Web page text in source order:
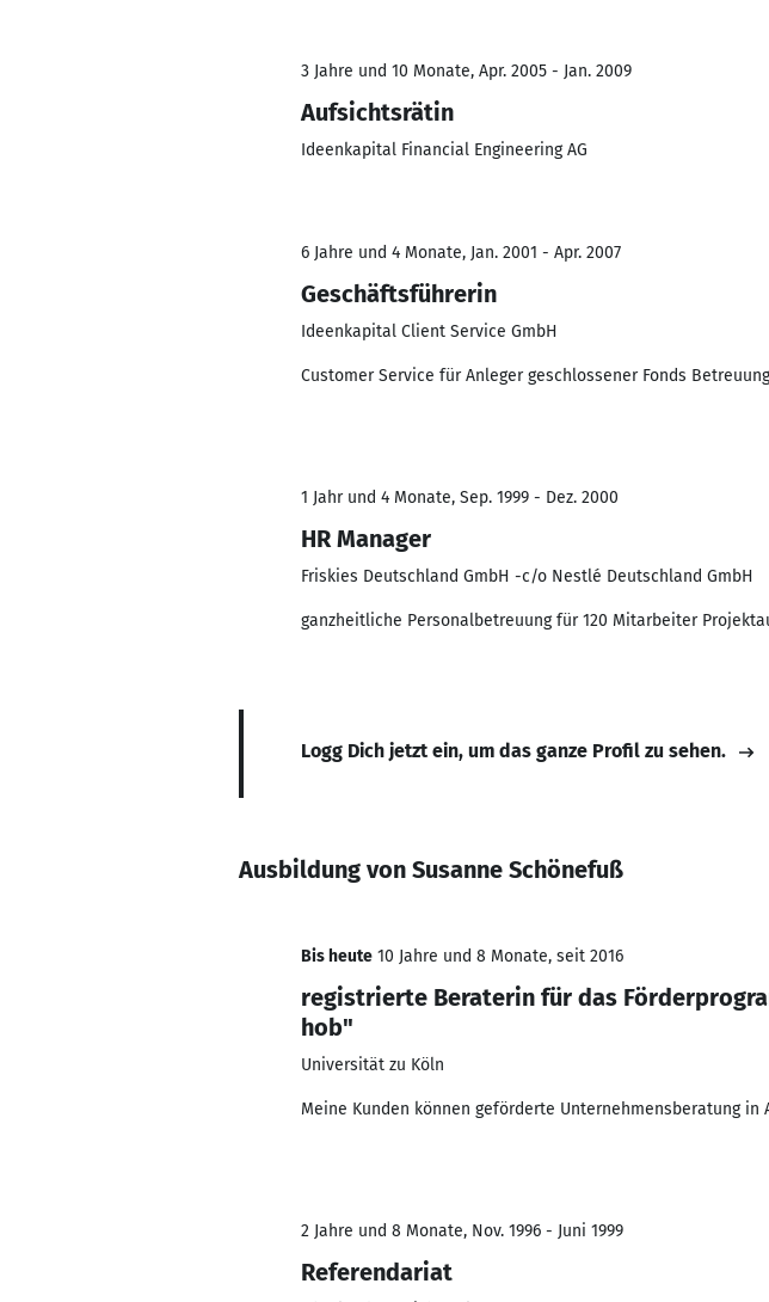
3 Jahre und 10 Monate, Apr. 2005 - Jan. 2009
Aufsichtsrätin
Ideenkapital Financial Engineering AG
6 Jahre und 4 Monate, Jan. 2001 - Apr. 2007
Geschäftsführerin
Ideenkapital Client Service GmbH
Customer Service für Anleger geschlossener Fonds
1 Jahr und 4 Monate, Sep. 1999 - Dez. 2000
HR Manager
Friskies Deutschland GmbH -c/o Nestlé Deutschland GmbH
ganzheitliche Personalbetreuung für 120 Mitarbeiter
Logg Dich jetzt ein, um das ganze Profil zu sehen.
Ausbildung von Susanne Schönefuß
Bis heute 10 Jahre und 8 Monate, seit 2016
registrierte Beraterin für das
hob"
Universität zu Köln
Meine Kunden können geförderte Unternehmensberatung in
2 Jahre und 8 Monate, Nov. 1996 - Juni 1999
Referendariat